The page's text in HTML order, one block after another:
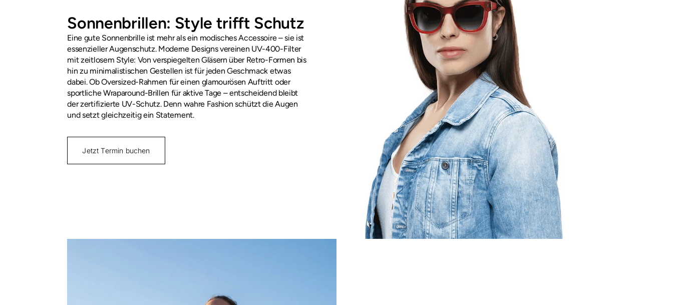
Sonnenbrillen: Style trifft Schutz
Eine gute Sonnenbrille ist mehr als ein modisches Accessoire – sie ist
essenzieller Augenschutz. Moderne Designs vereinen UV-400-Filter
mit zeitlosem Style: Von verspiegelten Gläsern über Retro-Formen bis
hin zu minimalistischen Gestellen ist für jeden Geschmack etwas
dabei. Ob Oversized-Rahmen für einen glamourösen Auftritt oder
sportliche Wraparound-Brillen für aktive Tage – entscheidend bleibt
der zertifizierte UV-Schutz. Denn wahre Fashion schützt die Augen
und setzt gleichzeitig ein Statement.
Jetzt Termin buchen